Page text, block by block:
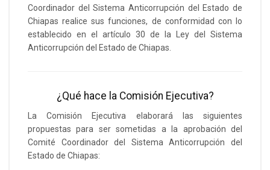
Coordinador del Sistema Anticorrupción del Estado de
Chiapas realice sus funciones, de conformidad con lo
establecido en el artículo 30 de la Ley del Sistema
Anticorrupción del Estado de Chiapas.
¿Qué hace la Comisión Ejecutiva?
La Comisión Ejecutiva elaborará las siguientes
propuestas para ser sometidas a la aprobación del
Comité Coordinador del Sistema Anticorrupción del
Estado de Chiapas: